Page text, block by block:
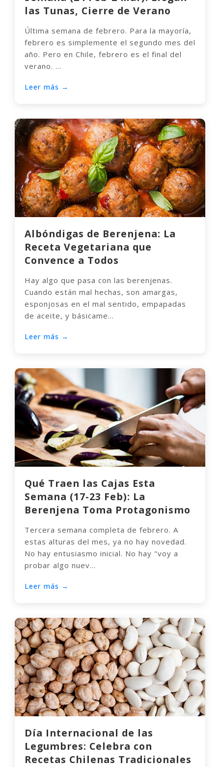
las Tunas, Cierre de Verano
Última semana de febrero. Para la mayoría,
febrero es simplemente el segundo mes del
año. Pero en Chile, febrero es el final del
verano. ...
Leer más →
Albóndigas de Berenjena: La
Receta Vegetariana que
Convence a Todos
Hay algo que pasa con las berenjenas.
Cuando están mal hechas, son amargas,
esponjosas en el mal sentido, empapadas
de aceite, y básicame...
Leer más →
Qué Traen las Cajas Esta
Semana (17-23 Feb): La
Berenjena Toma Protagonismo
Tercera semana completa de febrero. A
estas alturas del mes, ya no hay novedad.
No hay entusiasmo inicial. No hay "voy a
probar algo nuev...
Leer más →
Día Internacional de las
Legumbres: Celebra con
Recetas Chilenas Tradicionales